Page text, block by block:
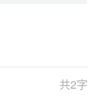
共2字